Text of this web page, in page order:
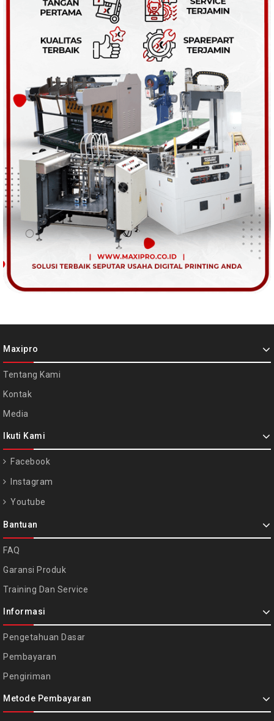
Maxipro
Tentang Kami
Kontak
Media
Ikuti Kami
Facebook
Instagram
Youtube
Bantuan
FAQ
Garansi Produk
Training Dan Service
Informasi
Pengetahuan Dasar
Pembayaran
Pengiriman
Metode Pembayaran